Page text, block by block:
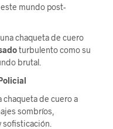
mundo post-
chaqueta de cuero
turbulento como su
brutal.
chaqueta de cuero a
sombríos,
sofisticación.